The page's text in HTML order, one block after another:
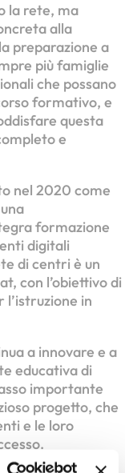
la rete, ma
alla
preparazione a
più famiglie
che possano
formativo, e
questa
e
nel 2020 come
formazione
digitali
di centri è un
con l’obiettivo di
in
a innovare e a
educativa di
importante
progetto, che
e le loro